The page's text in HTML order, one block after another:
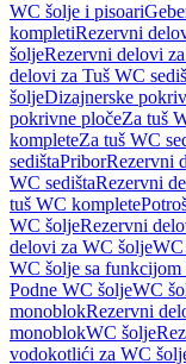
WC šolje i pisoari
kompletiRezervni
šoljeRezervni delovi
delovi za Tuš WC
šoljeDizajnerske
pokrivne pločeZa tuš
kompleteZa tuš WC
sedištaPriborRezervni
WC sedištaRezervni
tuš WC komplete
WC šoljeRezervni
delovi za WC šoljeWC
WC šolje sa funkcijom
Podne WC šoljeWC
monoblokRezervni
monoblokWC šolje
vodokotlići za WC